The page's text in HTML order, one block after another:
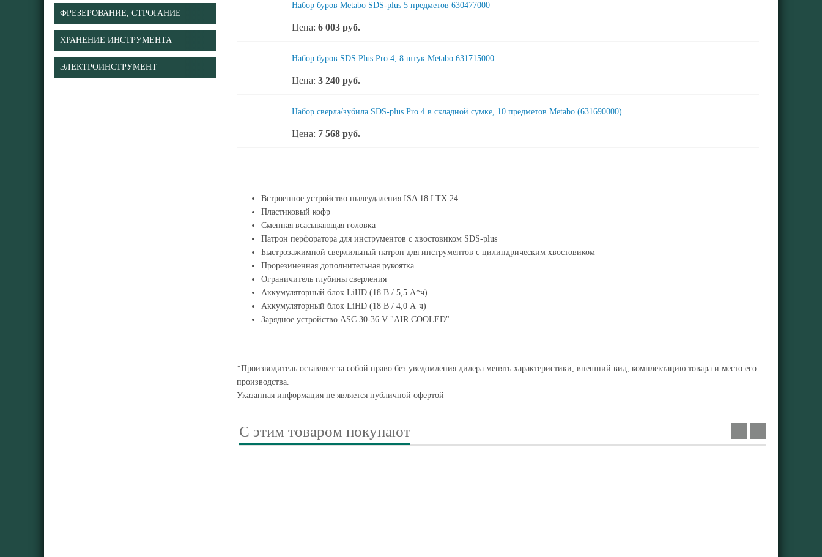
ФРЕЗЕРОВАНИЕ, СТРОГАНИЕ
ХРАНЕНИЕ ИНСТРУМЕНТА
ЭЛЕКТРОИНСТРУМЕНТ
Набор буров Metabo SDS-plus 5 предметов 630477000
Цена: 6 003 руб.
Набор буров SDS Plus Pro 4, 8 штук Metabo 631715000
Цена: 3 240 руб.
Набор сверла/зубила SDS-plus Pro 4 в складной сумке, 10 предметов Metabo (631690000)
Цена: 7 568 руб.
Встроенное устройство пылеудаления ISA 18 LTX 24
Пластиковый кофр
Сменная всасывающая головка
Патрон перфоратора для инструментов с хвостовиком SDS-plus
Быстрозажимной сверлильный патрон для инструментов с цилиндрическим хвостовиком
Прорезиненная дополнительная рукоятка
Ограничитель глубины сверления
Аккумуляторный блок LiHD (18 В / 5,5 А*ч)
Аккумуляторный блок LiHD (18 В / 4,0 А·ч)
Зарядное устройство ASC 30-36 V "AIR COOLED"
*Производитель оставляет за собой право без уведомления дилера менять характеристики, внешний вид, комплектацию товара и место его
производства.
Указанная информация не является публичной офертой
С этим товаром покупают